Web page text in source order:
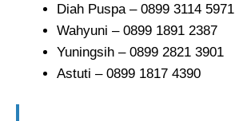
Diah Puspa – 0899 3114 5971
Wahyuni – 0899 1891 2387
Yuningsih – 0899 2821 3901
Astuti – 0899 1817 4390